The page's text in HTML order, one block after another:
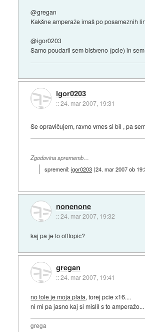
@gregan
Kakšne amperaže imaš po posameznih
@igor0203
Samo poudaril sem bistveno (pcie) in
igor0203
::24. mar 2007, 19:31
Se opravičujem, ravno vmes si bil , pa
Zgodovina sprememb…
spremenil:igor0203(24. mar 2007 ob
nonenone
::24. mar 2007, 19:32
kaj pa je to offtopic?
gregan
::24. mar 2007, 19:41
no tole je moja plata, torej pcie x16....
ni mi pa jasno kaj si mislil s to amperažo...
grega